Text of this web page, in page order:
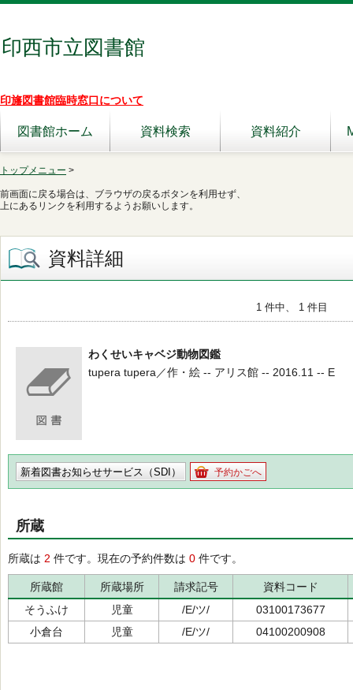
印西市立図書館
印旛図書館臨時窓口について
図書館ホーム 資料検索 資料紹介
トップメニュー >
前画面に戻る場合は、ブラウザの戻るボタンを利用せず、
上にあるリンクを利用するようお願いします。
資料詳細
1 件中、 1 件目
わくせいキャベジ動物図鑑
tupera tupera／作・絵 -- アリス館 -- 2016.11 -- E
新着図書お知らせサービス（SDI） 予約かごへ
所蔵
所蔵は 2 件です。現在の予約件数は 0 件です。
所蔵館 所蔵場所 請求記号
資料コード
そうふけ
児童 /E/ツ/
03100173677
小倉台
児童 /E/ツ/ 04100200908